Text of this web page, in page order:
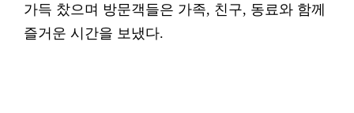
가득 찼으며 방문객들은 가족, 친구, 동료와 함께
즐거운 시간을 보냈다.